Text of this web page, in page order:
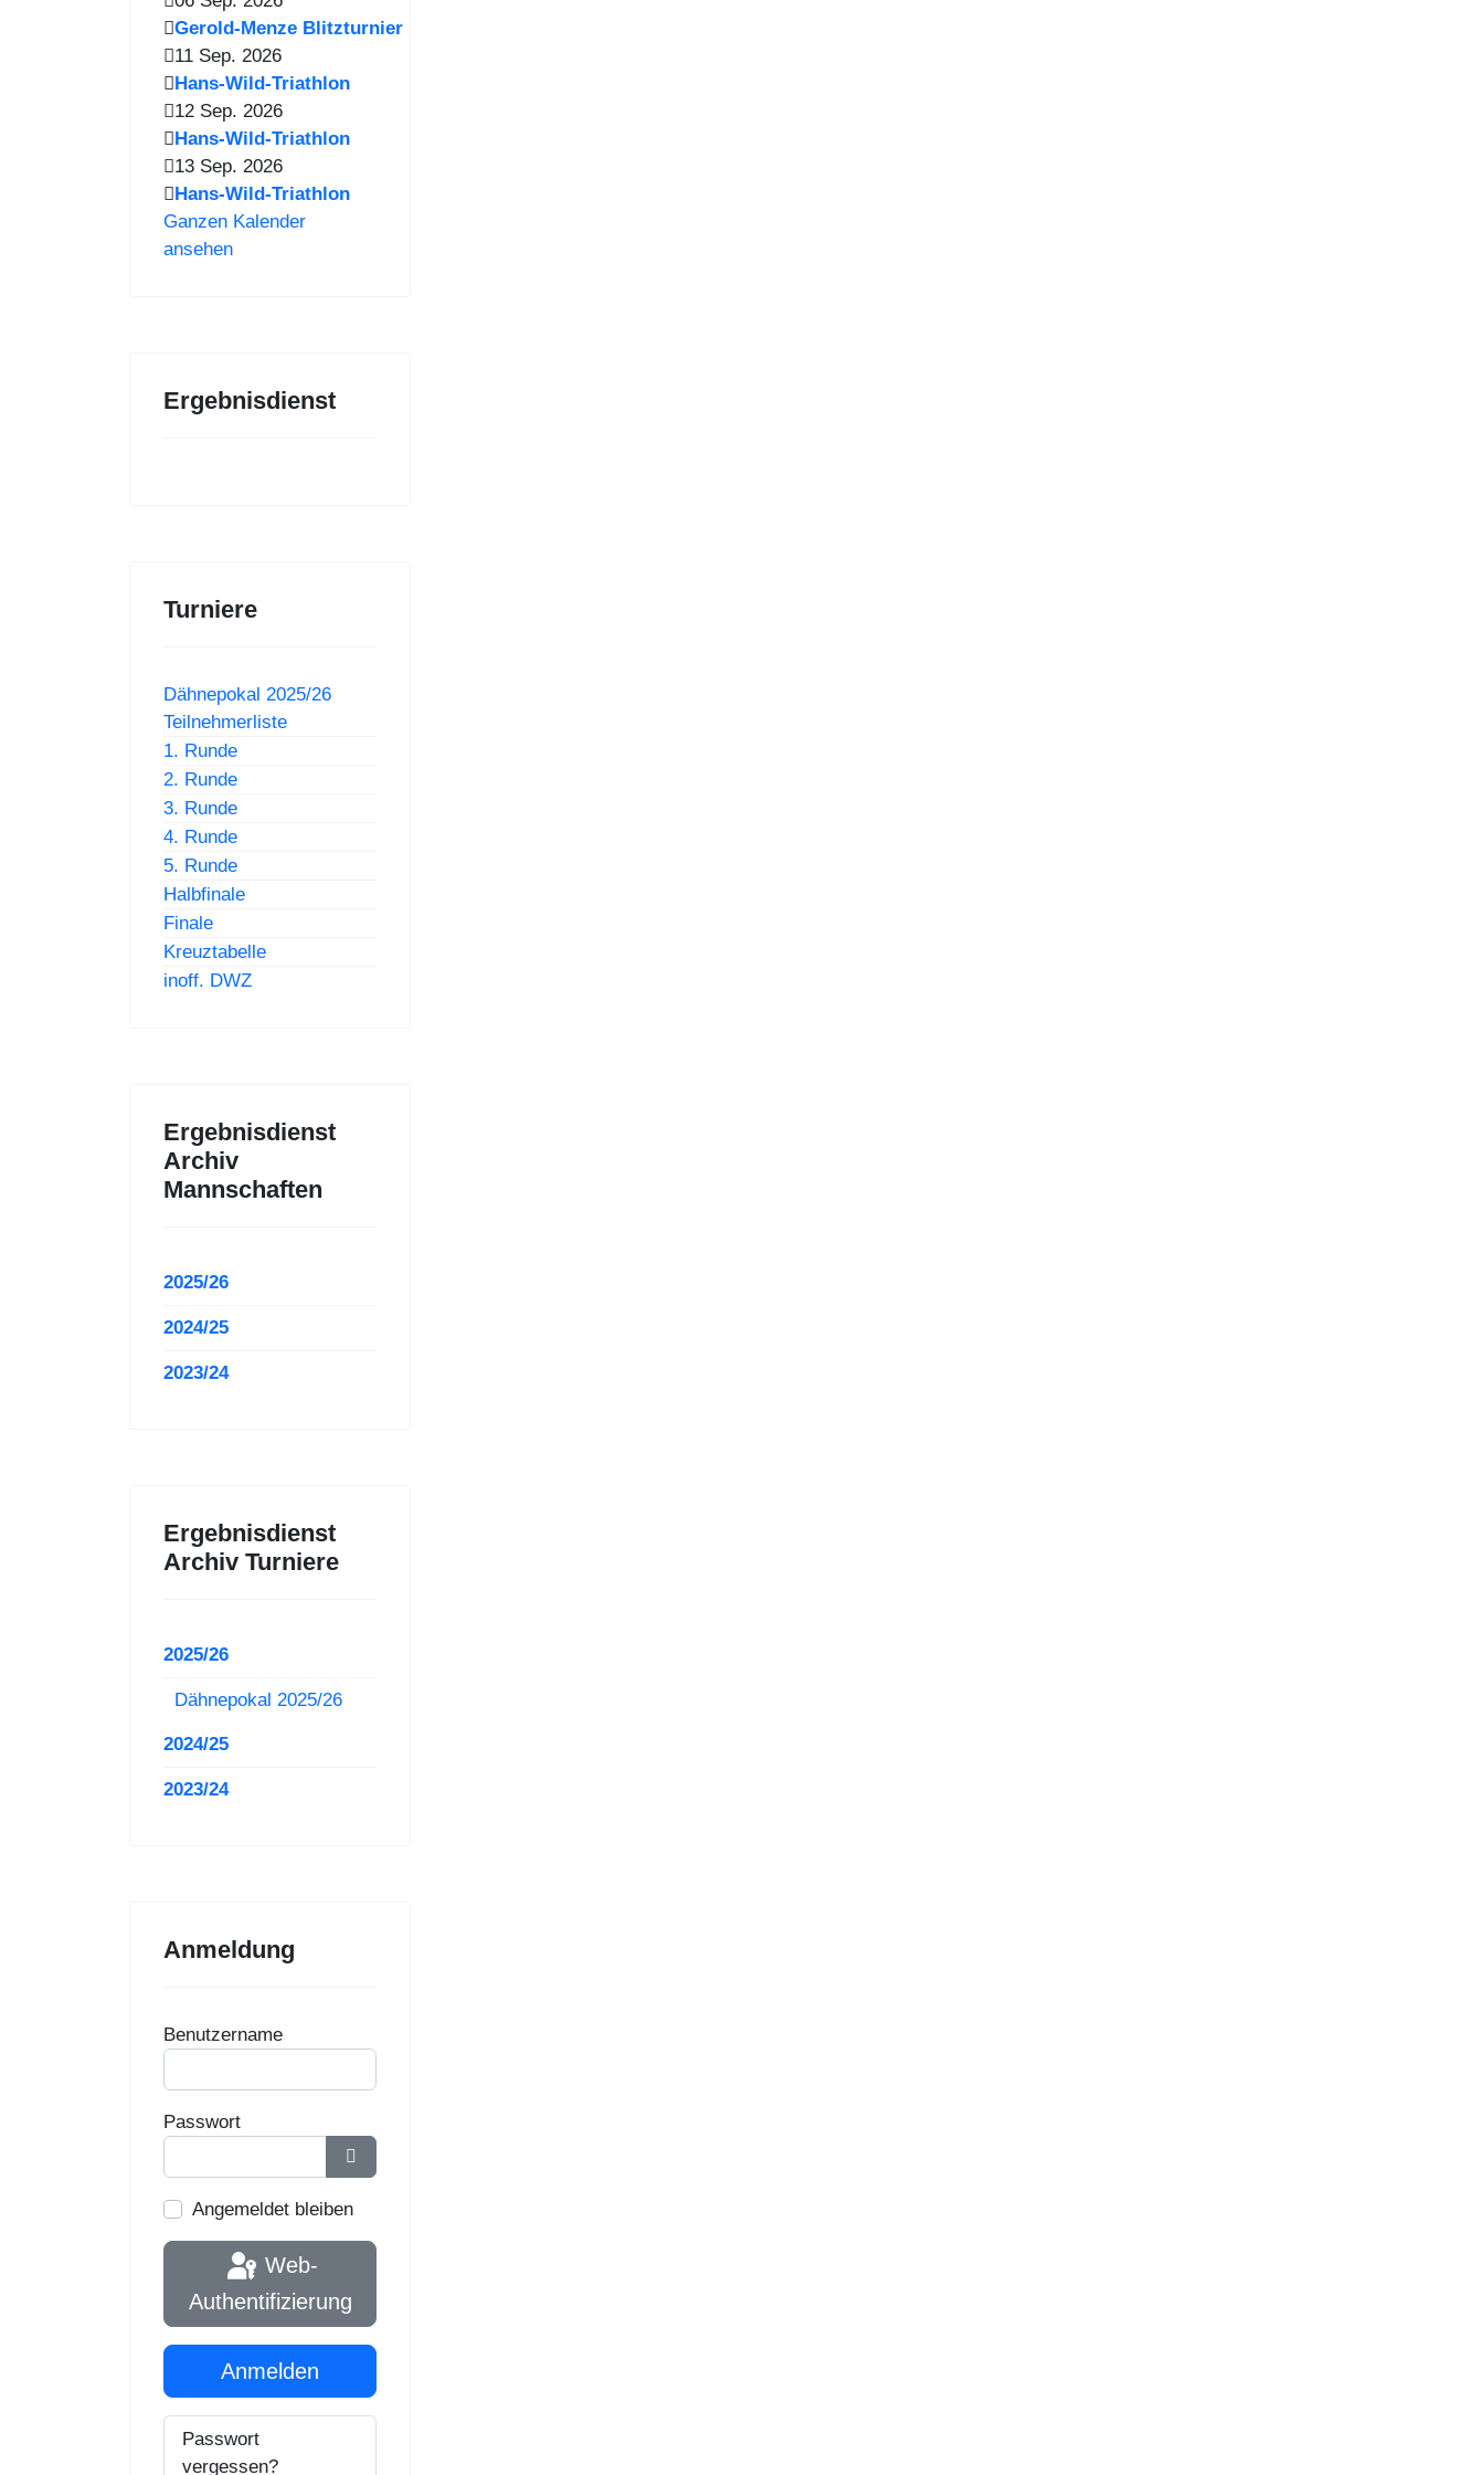
Gerold-Menze Blitzturnier
11 Sep. 2026
Hans-Wild-Triathlon
12 Sep. 2026
Hans-Wild-Triathlon
13 Sep. 2026
Hans-Wild-Triathlon
Ganzen Kalender
ansehen
Ergebnisdienst
Turniere
Dähnepokal 2025/26
Teilnehmerliste
1. Runde
2. Runde
3. Runde
4. Runde
5. Runde
Halbfinale
Finale
Kreuztabelle
inoff. DWZ
Ergebnisdienst
Archiv
Mannschaften
2025/26
2024/25
2023/24
Ergebnisdienst
Archiv Turniere
2025/26
Dähnepokal 2025/26
2024/25
2023/24
Anmeldung
Benutzername
Passwort
Passwort anzeigen
Angemeldet bleiben
Authentifizierung
Anmelden
Passwort
vergessen?